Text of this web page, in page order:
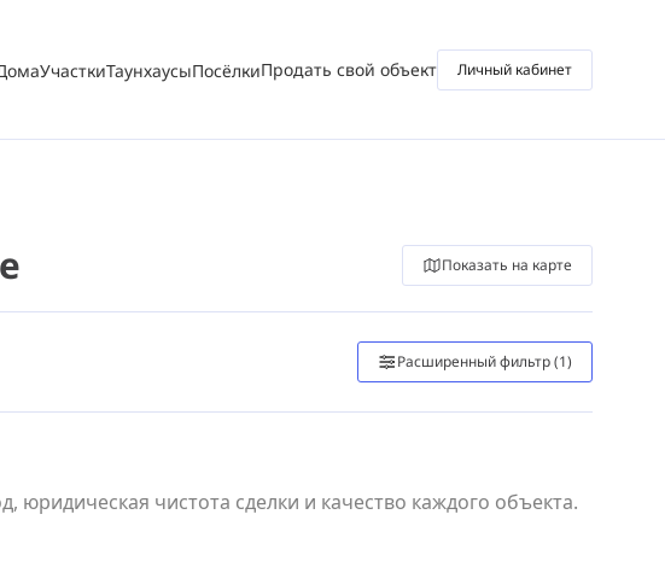
УчасткиТаунхаусыПосёлкиПродать свой объект Личный кабинет
Показать на карте
Расширенный фильтр(1)
чистота сделки и качество каждого объекта.